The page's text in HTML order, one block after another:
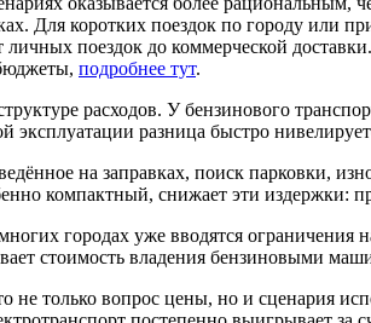
Для коротких поездок по городу или
поездок до коммерческой
подробнее тут.
расходов. У бензинового
разница быстро
на заправках, поиск парковки,
компактный, снижает эти
городах уже вводятся ограничения
стоимость владения бензиновыми
только вопрос цены, но и сценария